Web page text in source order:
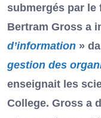
submergés par le
Bertram Gross a
d’information »
gestion des
enseignait les
College. Gross a